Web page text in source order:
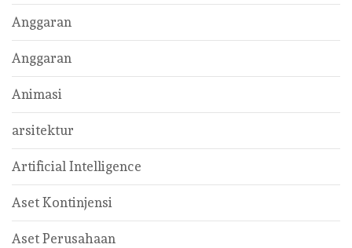
Anggaran
Anggaran
Animasi
arsitektur
Artificial Intelligence
Aset Kontinjensi
Aset Perusahaan